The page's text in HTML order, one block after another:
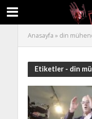
Anasayfa » din
Etiketler - din